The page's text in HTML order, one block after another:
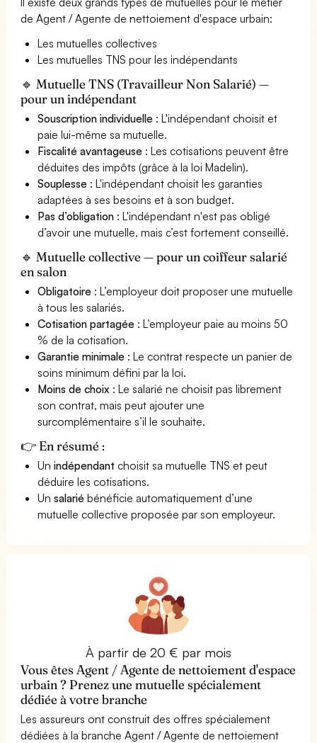
de Agent / Agente de nettoiement d'espace urbain:
Les mutuelles collectives
Les mutuelles TNS pour les indépendants
🔹 Mutuelle TNS (Travailleur Non Salarié) —
pour un indépendant
Souscription individuelle : L'indépendant choisit et
paie lui-même sa mutuelle.
Fiscalité avantageuse : Les cotisations peuvent être
déduites des impôts (grâce à la loi Madelin).
Souplesse : L'indépendant choisit les garanties
adaptées à ses besoins et à son budget.
Pas d’obligation : L'indépendant n'est pas obligé
d’avoir une mutuelle, mais c’est fortement conseillé.
🔹 Mutuelle collective — pour un coiffeur salarié
en salon
Obligatoire : L’employeur doit proposer une mutuelle
à tous les salariés.
Cotisation partagée : L’employeur paie au moins 50
% de la cotisation.
Garantie minimale : Le contrat respecte un panier de
soins minimum défini par la loi.
Moins de choix : Le salarié ne choisit pas librement
son contrat, mais peut ajouter une
surcomplémentaire s’il le souhaite.
👉 En résumé :
Unindépendant choisit sa mutuelle TNS et peut
déduire les cotisations.
Unsalarié bénéficie automatiquement d’une
mutuelle collective proposée par son employeur.
À partir de 20 € par mois
Vous êtes Agent / Agente de nettoiement d'espace
urbain ? Prenez une mutuelle spécialement
dédiée à votre branche
Les assureurs ont construit des offres spécialement
dédiées à la branche Agent / Agente de nettoiement